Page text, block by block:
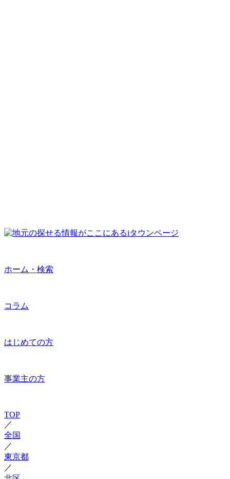
ホーム・検索
コラム
はじめての方
事業主の方
TOP
／
全国
／
東京都
／